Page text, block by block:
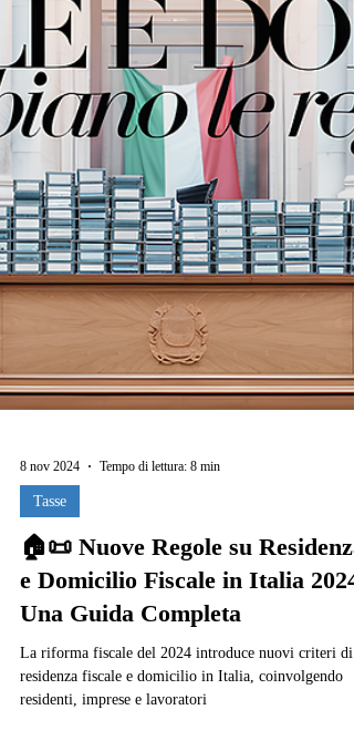
8 nov 2024 Tempo di lettura: 8 min